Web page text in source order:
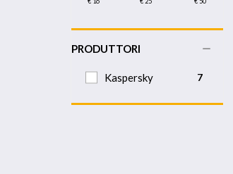
PRODUTTORI
Kaspersky 7